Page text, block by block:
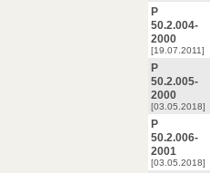
Р
50.2.004-
2000
[19.07.2011]
Р
50.2.005-
2000
[03.05.2018]
Р
50.2.006-
2001
[03.05.2018]